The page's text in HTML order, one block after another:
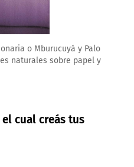
o Mburucuyá y Palo
naturales sobre papel y
cual creás tus